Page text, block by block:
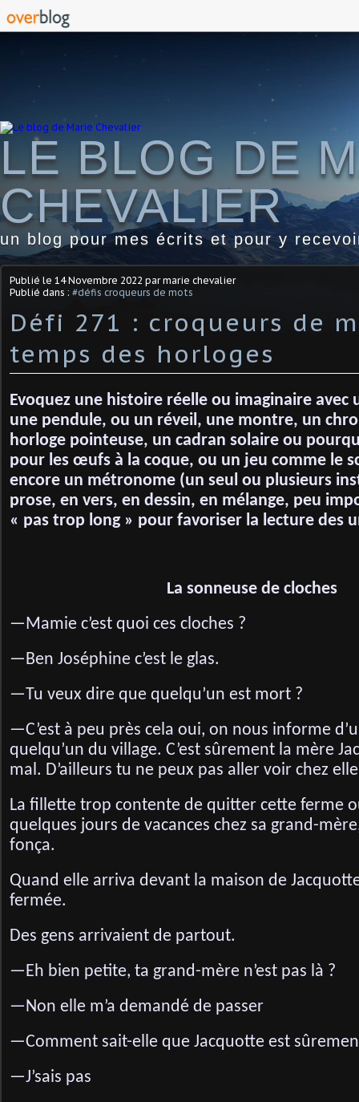
LE BLOG DE
CHEVALIER
un blog pour mes écrits et pour y
Publié le 14 Novembre 2022 par marie chevalier
Publié dans : #défis croqueurs de mots
Défi 271 : croqueurs de
temps des horloges
Evoquez une histoire réelle ou imaginaire avec
une pendule, ou un réveil, une montre, un
horloge pointeuse, un cadran solaire ou
pour les œufs à la coque, ou un jeu comme le
encore un métronome (un seul ou plusieurs
prose, en vers, en dessin, en mélange, peu
« pas trop long » pour favoriser la lecture des
La sonneuse de cloches
—Mamie c’est quoi ces cloches ?
—Ben Joséphine c’est le glas.
—Tu veux dire que quelqu’un est mort ?
—C’est à peu près cela oui, on nous informe
quelqu’un du village. C’est sûrement la mère
mal. D’ailleurs tu ne peux pas aller voir chez
La fillette trop contente de quitter cette ferme
quelques jours de vacances chez sa grand-
fonça.
Quand elle arriva devant la maison de
fermée.
Des gens arrivaient de partout.
—Eh bien petite, ta grand-mère n’est pas là ?
—Non elle m’a demandé de passer
—Comment sait-elle que Jacquotte est
—J’sais pas